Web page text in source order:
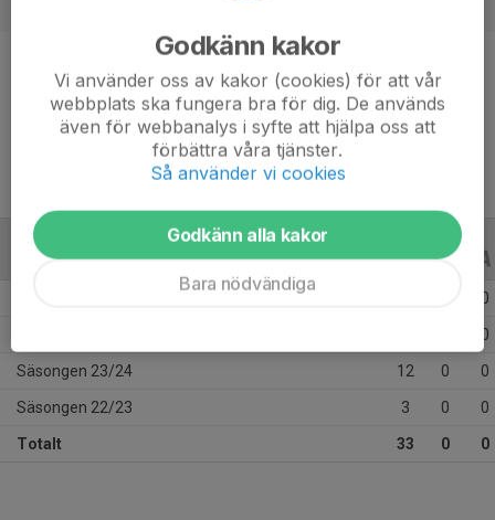
Position
-
Ålder
11 år
ALLA SERIER ALLA ÅR
0
0
Säsongen 23/24 12 0 0
Säsongen 22/23 3 0 0
Totalt 33 0 0
Godkänn kakor
Vi använder oss av kakor (cookies) för att vår
webbplats ska fungera bra för dig. De används
även för webbanalys i syfte att hjälpa oss att
förbättra våra tjänster.
Så använder vi cookies
Godkänn alla kakor
Bara nödvändiga